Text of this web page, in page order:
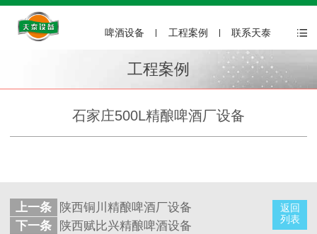
啤酒设备 工程案例 联系天泰
工程案例
石家庄500L精酿啤酒厂设备
返回
列表
上一条
陕西铜川精酿啤酒厂设备
下一条
陕西赋比兴精酿啤酒设备